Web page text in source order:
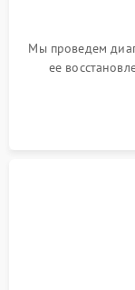
Мы проведем
ее